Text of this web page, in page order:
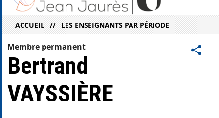
ACCUEIL LES ENSEIGNANTS PAR PÉRIODE
Membre permanent
Bertrand
VAYSSIÈRE